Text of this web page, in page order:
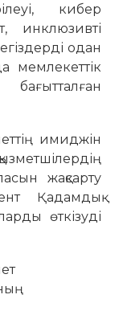
кибер
инклюзивті
одан
мемлекеттік
имиджін
жақсарту
Қадамдық
өткізуді